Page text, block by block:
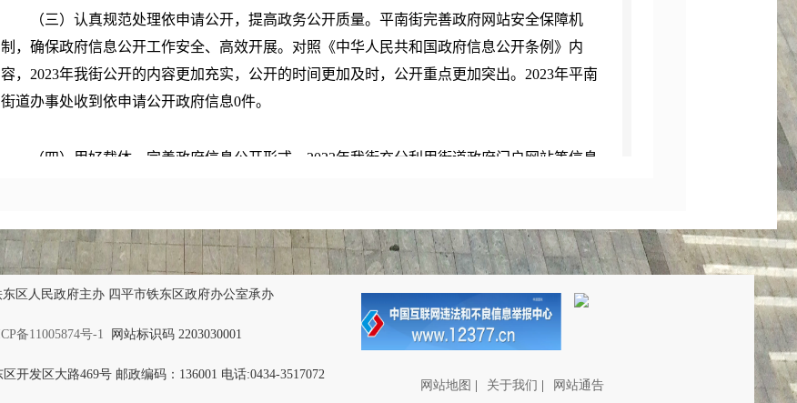
（三）认真规范处理依申请公开，提高政务公开质量。平南街完善政府网站安全保障机
制，确保政府信息公开工作安全、高效开展。对照《中华人民共和国政府信息公开条例》内
容，2023年我街公开的内容更加充实，公开的时间更加及时，公开重点更加突出。2023年平南
街道办事处收到依申请公开政府信息0件。
（四）用好载体，完善政府信息公开形式。2023年我街充分利用街道政府门户网站等信息
提高政务公开活动的知晓度和参与面，在全街建成多元化、全方位、立体式、全覆盖的政府信
息公开平台。2023年街道办事处发放各类宣传单200余份、宣传手册100余份，通过公开栏公开
信息100余条，通过手机客户端宣传各类信息100余条。